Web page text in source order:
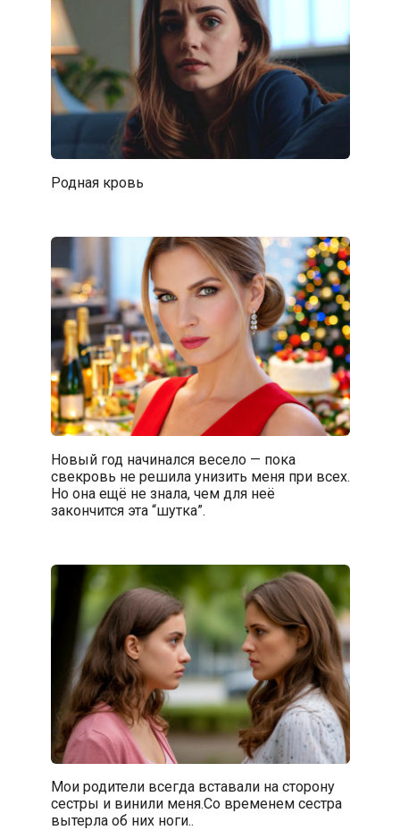
Родная кровь
Новый год начинался весело — пока
свекровь не решила унизить меня при всех.
Но она ещё не знала, чем для неё
закончится эта “шутка”.
Мои родители всегда вставали на сторону
сестры и винили меня.Со временем сестра
вытерла об них ноги..